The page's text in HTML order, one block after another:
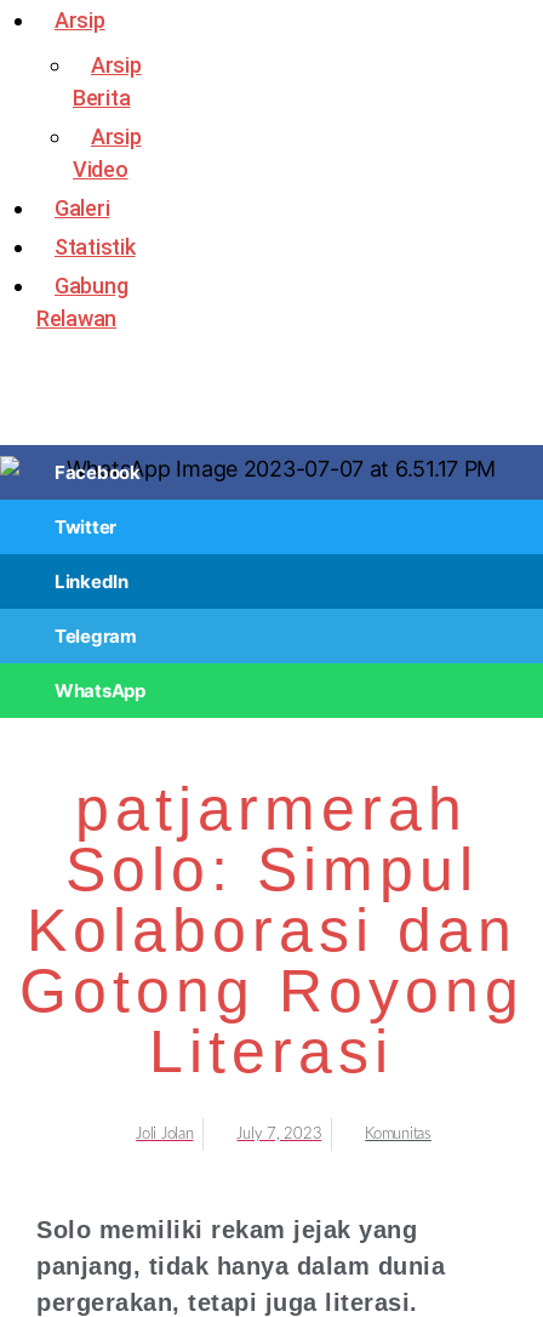
Arsip
Arsip
Berita
Arsip
Video
Galeri
Statistik
Gabung
Relawan
Facebook
Twitter
LinkedIn
Telegram
WhatsApp
patjarmerah
Solo: Simpul
Kolaborasi dan
Gotong Royong
Literasi
Joli Jolan July 7, 2023 Komunitas
Solo memiliki rekam jejak yang
panjang, tidak hanya dalam dunia
pergerakan, tetapi juga literasi.